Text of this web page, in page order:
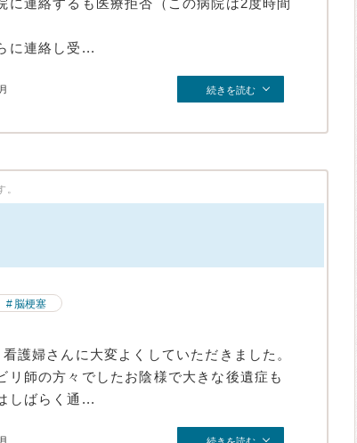
に連絡するも医療拒否（この病院は2度時間
に連絡し受...
続きを読む
。
脳梗塞
護婦さんに大変よくしていただきました。
リ師の方々でしたお陰様で大きな後遺症も
しばらく通...